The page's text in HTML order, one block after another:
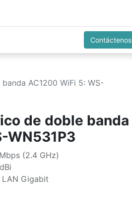
Contáctenos
AC1200 WiFi 5: WS-
de doble banda
WN531P3
(2.4 GHz)
Gigabit